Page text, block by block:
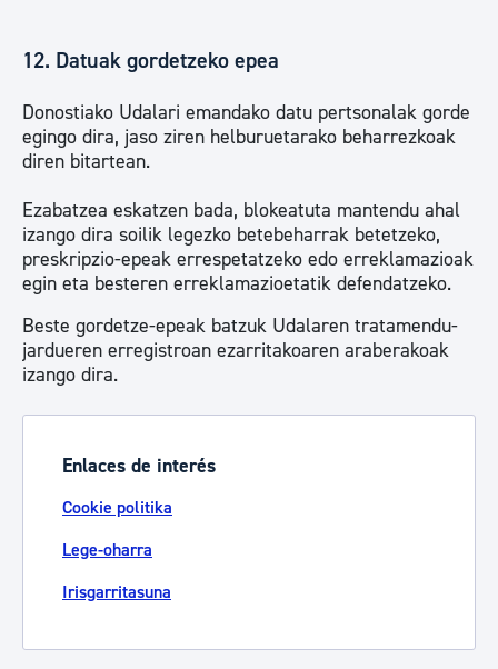
12. Datuak gordetzeko epea
Donostiako Udalari emandako datu pertsonalak gorde
egingo dira, jaso ziren helburuetarako beharrezkoak
diren bitartean.
Ezabatzea eskatzen bada, blokeatuta mantendu ahal
izango dira soilik legezko betebeharrak betetzeko,
preskripzio-epeak errespetatzeko edo erreklamazioak
egin eta besteren erreklamazioetatik defendatzeko.
Beste gordetze-epeak batzuk Udalaren tratamendu-
jardueren erregistroan ezarritakoaren araberakoak
izango dira.
Enlaces de interés
Cookie politika
Lege-oharra
Irisgarritasuna